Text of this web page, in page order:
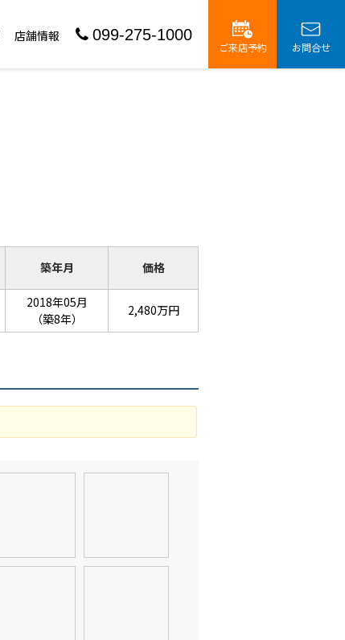
店舗情報 099-275-1000
ご来店予約 お問合せ
築年月 価格
2018年05月
（築8年）
2,480万円